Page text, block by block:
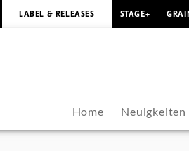
LABEL & RELEASES STAGE+
Home Neuigkeiten